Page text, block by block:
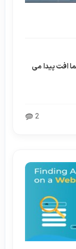
افت پیدا می
2